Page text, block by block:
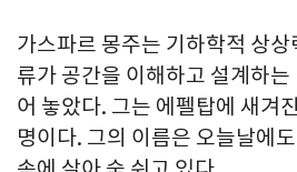
가스파르 몽주는 기하학적 상상
류가 공간을 이해하고 설계하
어 놓았다. 그는 에펠탑에 새겨
명이다. 그의 이름은 오늘날에